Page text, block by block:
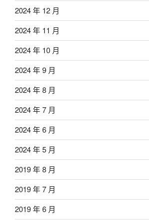
2024 年 12 月
2024 年 11 月
2024 年 10 月
2024 年 9 月
2024 年 8 月
2024 年 7 月
2024 年 6 月
2024 年 5 月
2019 年 8 月
2019 年 7 月
2019 年 6 月